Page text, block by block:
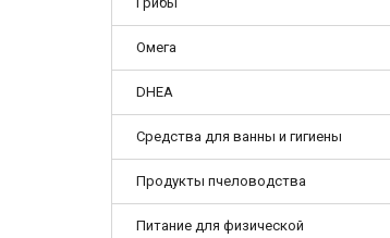
Омега
DHEA
Средства для ванны и гигиены
Продукты пчеловодства
Питание для физической